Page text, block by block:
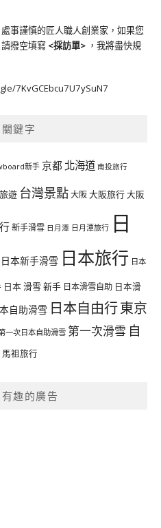
事謹慎的匠人職人創業家，如果您
撥空填寫 <採訪單> ，我將盡快規
7KvGCEbcu7U7ySuN7
鍵字
新手 京都 北海道 南投旅行
遊 台灣景點大阪大阪旅行大阪
新手滑雪 日月潭 日月潭旅行 日
日本新手滑雪 日本旅行 日本
日本 滑雪 新手 日本滑雪自助 日本滑
自助滑雪 日本自由行東京
一次日本自助滑雪 第一次滑雪 自
馬祖旅行
趣的廣告